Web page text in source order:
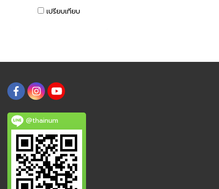
เปรียบเทียบ
@thainum